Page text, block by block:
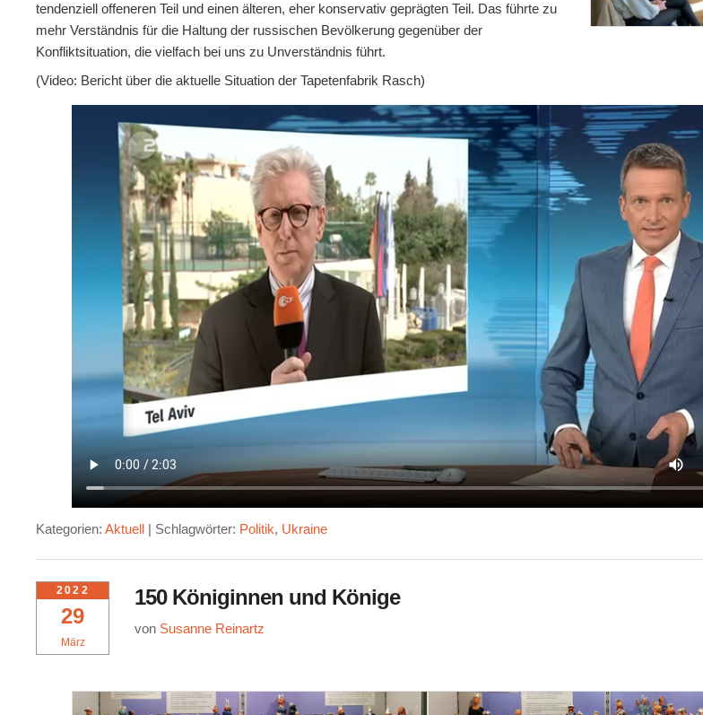
tendenziell offeneren Teil und einen älteren, eher konservativ geprägten Teil. Das führte zu
mehr Verständnis für die Haltung der russischen Bevölkerung gegenüber der
Konfliktsituation, die vielfach bei uns zu Unverständnis führt.
(Video: Bericht über die aktuelle Situation der Tapetenfabrik Rasch)
Kategorien: Aktuell | Schlagwörter: Politik, Ukraine
29
März
2022 150 Königinnen und Könige
von Susanne Reinartz